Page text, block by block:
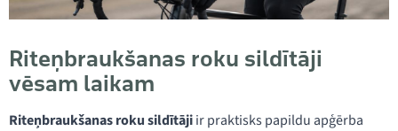
Riteņbraukšanas roku sildītāji
vēsam laikam
Riteņbraukšanas roku sildītājiir praktisks papildu apģērba